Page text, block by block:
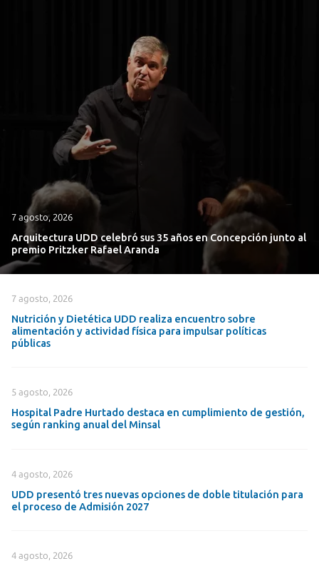
7 agosto, 2026
Arquitectura UDD celebró sus 35 años en Concepción junto al
premio Pritzker Rafael Aranda
7 agosto, 2026
Nutrición y Dietética UDD realiza encuentro sobre
alimentación y actividad física para impulsar políticas
públicas
5 agosto, 2026
Hospital Padre Hurtado destaca en cumplimiento de gestión,
según ranking anual del Minsal
4 agosto, 2026
UDD presentó tres nuevas opciones de doble titulación para
el proceso de Admisión 2027
4 agosto, 2026